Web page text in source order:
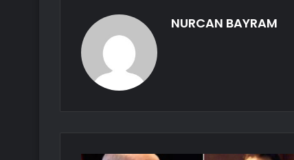
NURCAN BAYRAM